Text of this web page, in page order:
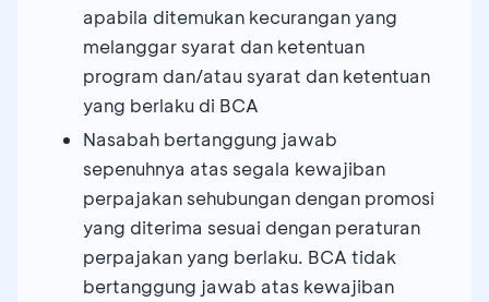
apabila ditemukan kecurangan yang
melanggar syarat dan ketentuan
program dan/atau syarat dan ketentuan
yang berlaku di BCA
Nasabah bertanggung jawab
sepenuhnya atas segala kewajiban
perpajakan sehubungan dengan promosi
yang diterima sesuai dengan peraturan
perpajakan yang berlaku. BCA tidak
bertanggung jawab atas kewajiban